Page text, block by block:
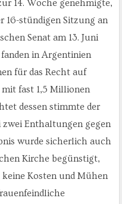
14. Woche genehmigte,
16-stündigen Sitzung an
Senat am 13. Juni
in Argentinien
für das Recht auf
fast 1,5 Millionen
dessen stimmte der
zwei Enthaltungen gegen
wurde sicherlich auch
Kirche begünstigt,
Kosten und Mühen